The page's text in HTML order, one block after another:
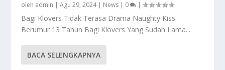
oleh admin |Agu 29, 2024| News | 0 |
Bagi Klovers Tidak Terasa Drama Naughty Kiss
Berumur 13 Tahun Bagi Klovers Yang Sudah Lama...
BACA SELENGKAPNYA